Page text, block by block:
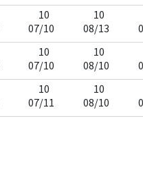
10
07/10
10
08/13
10
07/10
10
08/10
10
07/11
10
08/10